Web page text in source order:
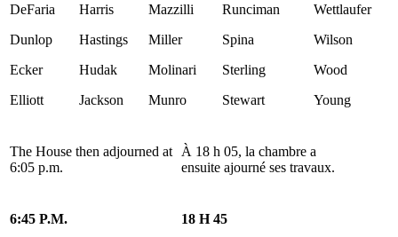
DeFaria
Dunlop
Ecker
Elliott
Harris
Hastings
Hudak
Jackson
Mazzilli
Miller
Molinari
Munro
Runciman
Spina
Sterling
Stewart
Wettlaufer
Wilson
Wood
Young
The House then adjourned at
6:05 p.m.
À 18 h 05, la chambre a
ensuite ajourné ses travaux.
6:45 P.M. 18 H 45